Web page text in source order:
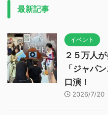
最新記事
イベント
２５万人
「ジャパ
口演！
2026/7/20